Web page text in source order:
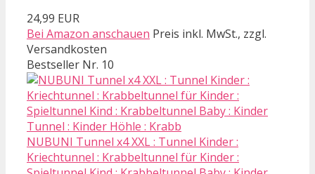
24,99 EUR
Bei Amazon anschauen Preis inkl. MwSt., zzgl.
Versandkosten
Bestseller Nr. 10
NUBUNI Tunnel x4 XXL : Tunnel Kinder :
Kriechtunnel : Krabbeltunnel für Kinder :